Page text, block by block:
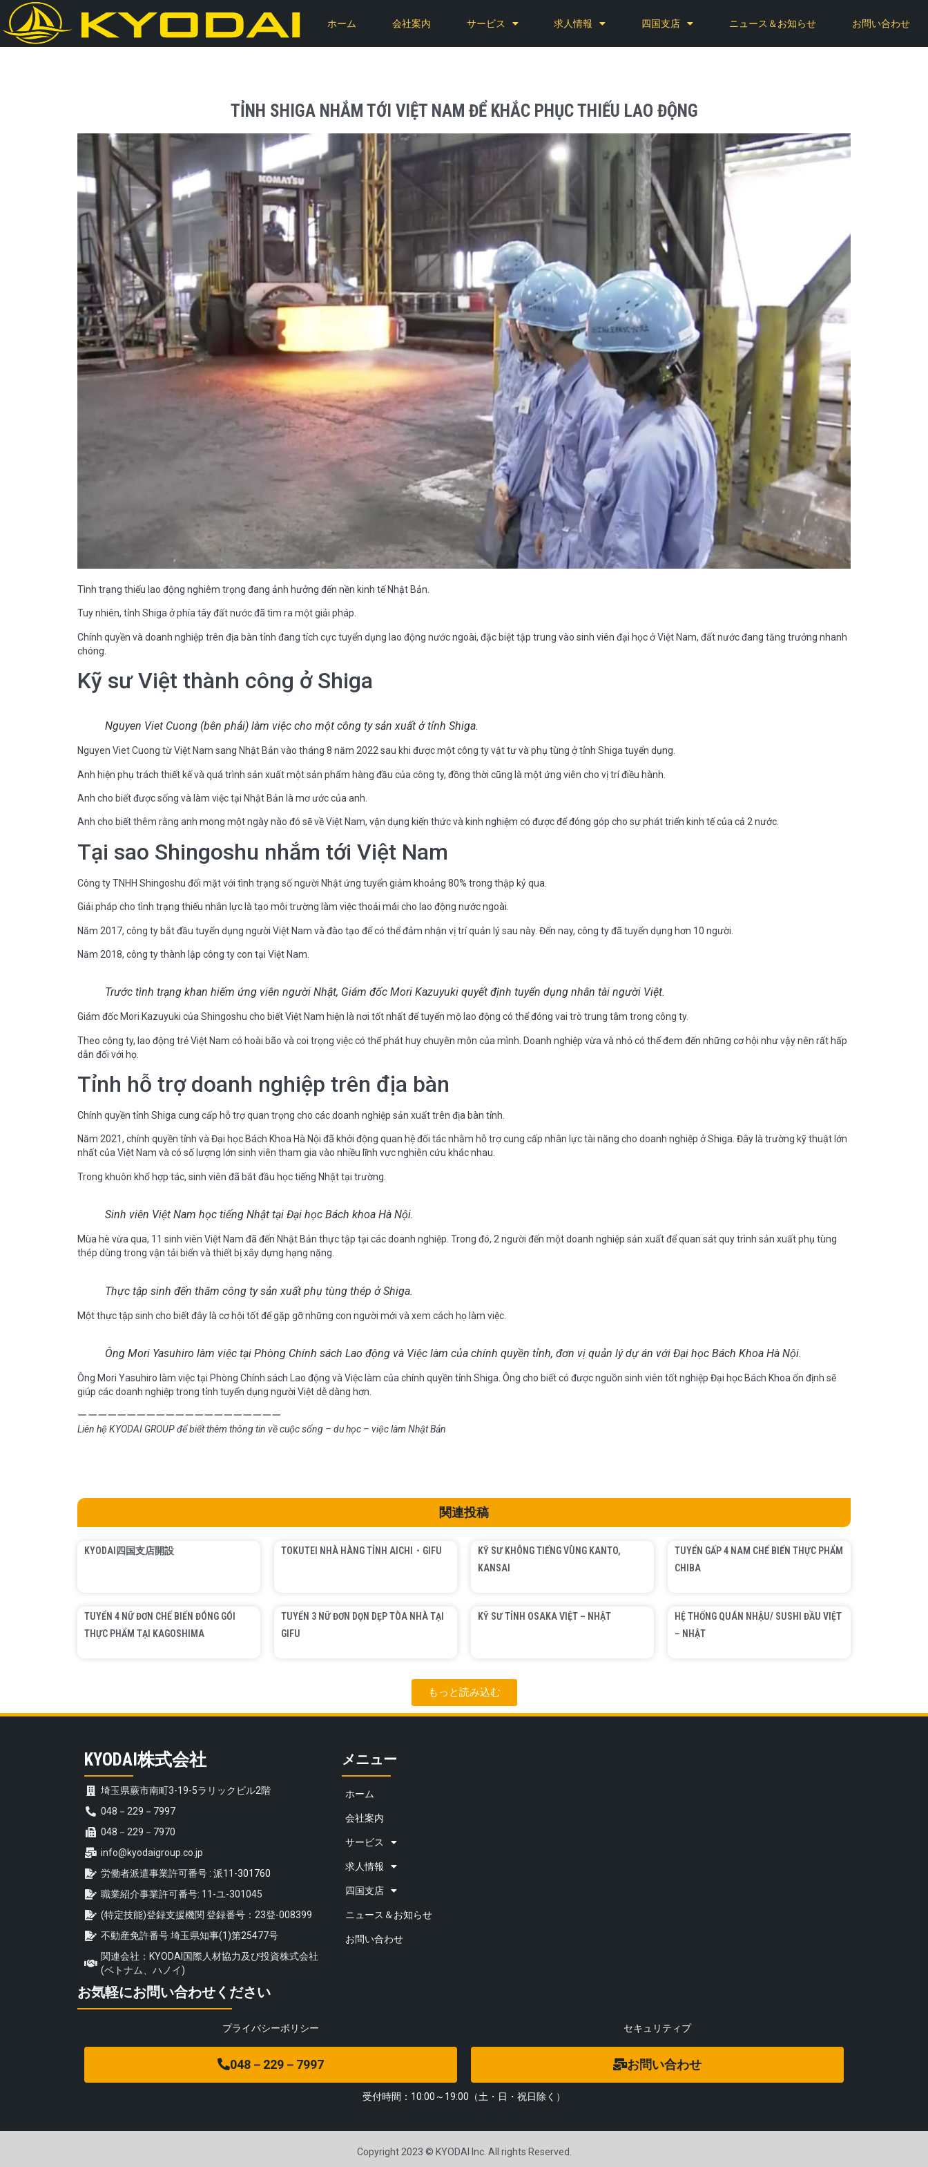
ホーム 会社案内 サービス 求人情報 四国支店 ニュース＆お知らせ お問い合わせ
TỈNH SHIGA NHẮM TỚI VIỆT NAM ĐỂ KHẮC PHỤC THIẾU LAO ĐỘNG
Tình trạng thiếu lao động nghiêm trọng đang ảnh hưởng đến nền kinh tế Nhật Bản.
Tuy nhiên, tỉnh Shiga ở phía tây đất nước đã tìm ra một giải pháp.
Chính quyền và doanh nghiệp trên địa bàn tỉnh đang tích cực tuyển dụng lao động nước ngoài, đặc biệt tập trung vào sinh viên đại học ở Việt Nam, đất nước đang tăng trưởng nhanh
chóng.
Kỹ sư Việt thành công ở Shiga
Nguyen Viet Cuong (bên phải) làm việc cho một công ty sản xuất ở tỉnh Shiga.
Nguyen Viet Cuong từ Việt Nam sang Nhật Bản vào tháng 8 năm 2022 sau khi được một công ty vật tư và phụ tùng ở tỉnh Shiga tuyển dụng.
Anh hiện phụ trách thiết kế và quá trình sản xuất một sản phẩm hàng đầu của công ty, đồng thời cũng là một ứng viên cho vị trí điều hành.
Anh cho biết được sống và làm việc tại Nhật Bản là mơ ước của anh.
Anh cho biết thêm rằng anh mong một ngày nào đó sẽ về Việt Nam, vận dụng kiến thức và kinh nghiệm có được để đóng góp cho sự phát triển kinh tế của cả 2 nước.
Tại sao Shingoshu nhắm tới Việt Nam
Công ty TNHH Shingoshu đối mặt với tình trạng số người Nhật ứng tuyển giảm khoảng 80% trong thập kỷ qua.
Giải pháp cho tình trạng thiếu nhân lực là tạo môi trường làm việc thoải mái cho lao động nước ngoài.
Năm 2017, công ty bắt đầu tuyển dụng người Việt Nam và đào tạo để có thể đảm nhận vị trí quản lý sau này. Đến nay, công ty đã tuyển dụng hơn 10 người.
Năm 2018, công ty thành lập công ty con tại Việt Nam.
Trước tình trạng khan hiếm ứng viên người Nhật, Giám đốc Mori Kazuyuki quyết định tuyển dụng nhân tài người Việt.
Giám đốc Mori Kazuyuki của Shingoshu cho biết Việt Nam hiện là nơi tốt nhất để tuyển mộ lao động có thể đóng vai trò trung tâm trong công ty.
Theo công ty, lao động trẻ Việt Nam có hoài bão và coi trọng việc có thể phát huy chuyên môn của mình. Doanh nghiệp vừa và nhỏ có thể đem đến những cơ hội như vậy nên rất hấp
dẫn đối với họ.
Tỉnh hỗ trợ doanh nghiệp trên địa bàn
Chính quyền tỉnh Shiga cung cấp hỗ trợ quan trọng cho các doanh nghiệp sản xuất trên địa bàn tỉnh.
Năm 2021, chính quyền tỉnh và Đại học Bách Khoa Hà Nội đã khởi động quan hệ đối tác nhằm hỗ trợ cung cấp nhân lực tài năng cho doanh nghiệp ở Shiga. Đây là trường kỹ thuật lớn
nhất của Việt Nam và có số lượng lớn sinh viên tham gia vào nhiều lĩnh vực nghiên cứu khác nhau.
Trong khuôn khổ hợp tác, sinh viên đã bắt đầu học tiếng Nhật tại trường.
Sinh viên Việt Nam học tiếng Nhật tại Đại học Bách khoa Hà Nội.
Mùa hè vừa qua, 11 sinh viên Việt Nam đã đến Nhật Bản thực tập tại các doanh nghiệp. Trong đó, 2 người đến một doanh nghiệp sản xuất để quan sát quy trình sản xuất phụ tùng
thép dùng trong vận tải biển và thiết bị xây dựng hạng nặng.
Thực tập sinh đến thăm công ty sản xuất phụ tùng thép ở Shiga.
Một thực tập sinh cho biết đây là cơ hội tốt để gặp gỡ những con người mới và xem cách họ làm việc.
Ông Mori Yasuhiro làm việc tại Phòng Chính sách Lao động và Việc làm của chính quyền tỉnh, đơn vị quản lý dự án với Đại học Bách Khoa Hà Nội.
Ông Mori Yasuhiro làm việc tại Phòng Chính sách Lao động và Việc làm của chính quyền tỉnh Shiga. Ông cho biết có được nguồn sinh viên tốt nghiệp Đại học Bách Khoa ổn định sẽ
giúp các doanh nghiệp trong tỉnh tuyển dụng người Việt dễ dàng hơn.
ーーーーーーーーーーーーーーーーーーーーー
Liên hệ KYODAI GROUP để biết thêm thông tin về cuộc sống – du học – việc làm Nhật Bản
関連投稿
KYODAI四国支店開設 TOKUTEI NHÀ HÀNG TỈNH AICHI・GIFU
KỸ SƯ KHÔNG TIẾNG VÙNG KANTO,
KANSAI
TUYỂN GẤP 4 NAM CHẾ BIẾN THỰC PHẨM
CHIBA
TUYỂN 4 NỮ ĐƠN CHẾ BIẾN ĐÓNG GÓI
THỰC PHẨM TẠI KAGOSHIMA
TUYỂN 3 NỮ ĐƠN DỌN DẸP TÒA NHÀ TẠI
GIFU
KỸ SƯ TỈNH OSAKA VIỆT – NHẬT
HỆ THỐNG QUÁN NHẬU/ SUSHI ĐẦU VIỆT
– NHẬT
もっと読み込む
KYODAI株式会社
埼玉県蕨市南町3-19-5ラリックビル2階
048－229－7997
048－229－7970
info@kyodaigroup.co.jp
労働者派遣事業許可番号 : 派11-301760
職業紹介事業許可番号: 11-ユ-301045
(特定技能)登録支援機関 登録番号：23登-008399
不動産免許番号 埼玉県知事(1)第25477号
関連会社：KYODAI国際人材協力及び投資株式会社
(ベトナム、ハノイ)
メニュー
ホーム
会社案内
サービス
求人情報
四国支店
ニュース＆お知らせ
お問い合わせ
お気軽にお問い合わせください
プライバシーポリシー
048－229－7997
セキュリティプ
お問い合わせ
受付時間：10:00～19:00（土・日・祝日除く）
Copyright 2023 © KYODAI Inc. All rights Reserved.